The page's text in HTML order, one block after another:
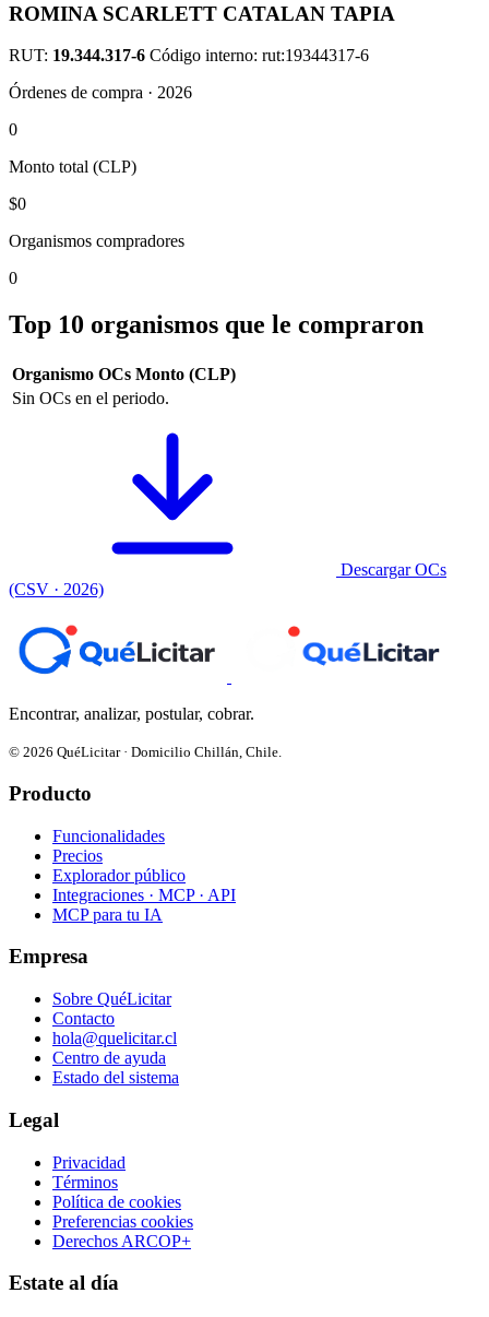
ROMINA SCARLETT CATALAN TAPIA
RUT: 19.344.317-6 Código interno: rut:19344317-6
Órdenes de compra · 2026
0
Monto total (CLP)
$0
Organismos compradores
0
Top 10 organismos que le compraron
Organismo OCs Monto (CLP)
Sin OCs en el periodo.
Descargar OCs
(CSV · 2026)
Encontrar, analizar, postular, cobrar.
© 2026 QuéLicitar · Domicilio Chillán, Chile.
Producto
Funcionalidades
Precios
Explorador público
Integraciones · MCP · API
MCP para tu IA
Empresa
Sobre QuéLicitar
Contacto
hola@quelicitar.cl
Centro de ayuda
Estado del sistema
Legal
Privacidad
Términos
Política de cookies
Preferencias cookies
Derechos ARCOP+
Estate al día